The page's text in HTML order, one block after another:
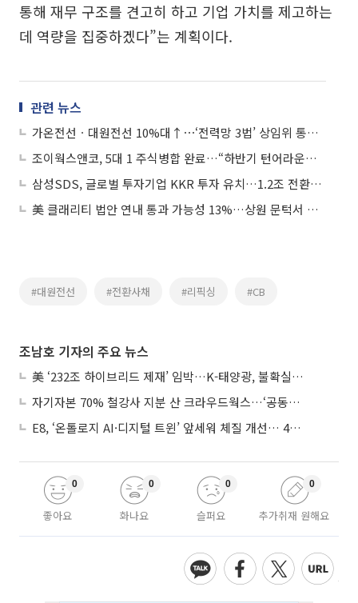
통해 재무 구조를 견고히 하고 기업 가치를 제고하는
데 역량을 집중하겠다”는 계획이다.
관련 뉴스
가온전선ㆍ대원전선 10%대↑⋯‘전력망 3법’ 상임위 통과에 전선주 급등
조이웍스앤코, 5대 1 주식병합 완료…“하반기 턴어라운드 예고”
삼성SDS, 글로벌 투자기업 KKR 투자 유치…1.2조 전환사채 발행
美 클래리티 법안 연내 통과 가능성 13%…상원 문턱서 제동
#대원전선 #전환사채 #리픽싱 #CB
조남호 기자의 주요 뉴스
美 ‘232조 하이브리드 제재’ 임박…K-태양광, 불확실성 털고 날개 다나
자기자본 70% 철강사 지분 산 크라우드웍스…‘공동경영’으로 AI 시너지 낼까
E8, ‘온톨로지 AI·디지털 트윈’ 앞세워 체질 개선… 4분기 흑자전환 총력
좋아요
0
화나요
0
슬퍼요
0
추가취재 원해요
0